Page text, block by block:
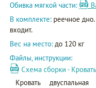
Обивка мягкой части:
В комплекте: реечное
входит.
Вес на место: до 120 кг
Файлы, инструкции:
Схема сборки -
Кровать